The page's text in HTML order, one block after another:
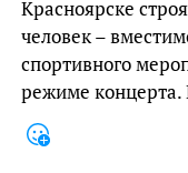
Красноярске
человек –
спортивного
режиме